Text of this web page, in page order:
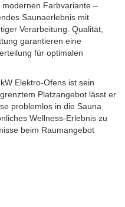
Farbvariante –
Saunaerlebnis mit
Verarbeitung. Qualität,
garantieren eine
für optimalen
Elektro-Ofens ist sein
Platzangebot lässt er
problemlos in die Sauna
Wellness-Erlebnis zu
beim Raumangebot